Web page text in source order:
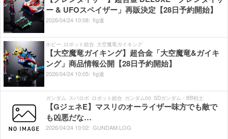
ー & UFOスペイザー」再販決定【28日予約開始】
2026/04/24 10:08: fig速
ホビー ロボット総合 大空魔竜ガイキング
【大空魔竜ガイキング】超合金「大空魔竜&ガイキ
ング」商品情報公開【28日予約開始】
2026/04/24 10:05: fig速
ガンダム スパロボ ロボット総合 ガンダム00 SDガンダム・BB戦士
【GジェネE】マスリのオーライザー味方でも敵で
も凶悪だな…
2026/04/24 10:02: GUNDAM.LOG